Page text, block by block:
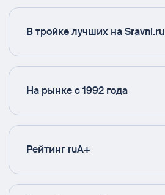
В тройке лучших на Sravni.ru
На рынке с 1992 года
Рейтинг ruA+